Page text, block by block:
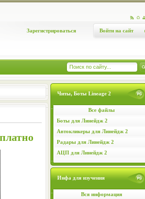
Войти на сайт
Зарегистрироваться
Читы, Боты Lineage 2
Все файлы
Боты для Линейдж 2
Автокликеры для Линейдж 2
Радары для Линейдж 2
АЦП для Линейдж 2
Инфа для изучения
Вся информация